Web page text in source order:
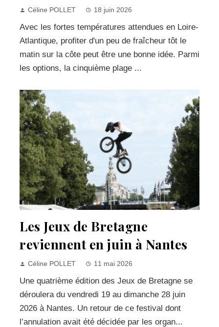
Céline POLLET 18 juin 2026
Avec les fortes températures attendues en Loire-
Atlantique, profiter d'un peu de fraîcheur tôt le
matin sur la côte peut être une bonne idée. Parmi
les options, la cinquième plage ...
Les Jeux de Bretagne
reviennent en juin à Nantes
Céline POLLET 11 mai 2026
Une quatrième édition des Jeux de Bretagne se
déroulera du vendredi 19 au dimanche 28 juin
2026 à Nantes. Un retour de ce festival dont
l’annulation avait été décidée par les organ...